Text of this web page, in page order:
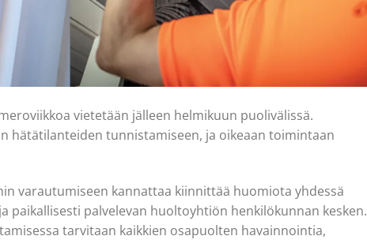
vietetään jälleen helmikuun puolivälissä.
hätätilanteiden tunnistamiseen, ja oikeaan toimintaan
varautumiseen kannattaa kiinnittää huomiota yhdessä
paikallisesti palvelevan huoltoyhtiön henkilökunnan kesken.
tarvitaan kaikkien osapuolten havainnointia,